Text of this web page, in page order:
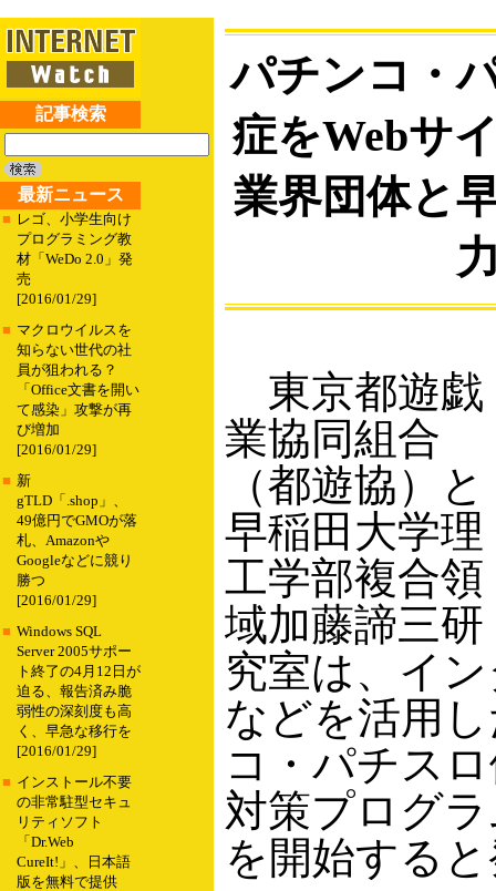
記事検索
最新ニュース
■ レゴ、小学生向け
プログラミング教
材「WeDo 2.0」発
売
[2016/01/29]
■ マクロウイルスを
知らない世代の社
員が狙われる？
「Office文書を開い
て感染」攻撃が再
び増加
[2016/01/29]
■ 新
gTLD「.shop」、
49億円でGMOが落
札、Amazonや
Googleなどに競り
勝つ
[2016/01/29]
■ Windows SQL
Server 2005サポー
ト終了の4月12日が
迫る、報告済み脆
弱性の深刻度も高
く、早急な移行を
[2016/01/29]
■ インストール不要
の非常駐型セキュ
リティソフト
「Dr.Web
CureIt!」、日本語
版を無料で提供
パチンコ・
症をWebサ
業界団体と
東京都遊戯
業協同組合
（都遊協）と
早稲田大学理
工学部複合領
域加藤諦三研
究室は、イ
などを活用
コ・パチス
対策プログ
を開始する